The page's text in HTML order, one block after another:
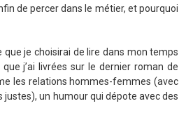
de percer dans le métier, et pourquoi
que je choisirai de lire dans mon temps
j’ai livrées sur le dernier roman de
les relations hommes-femmes (avec
un humour qui dépote avec des